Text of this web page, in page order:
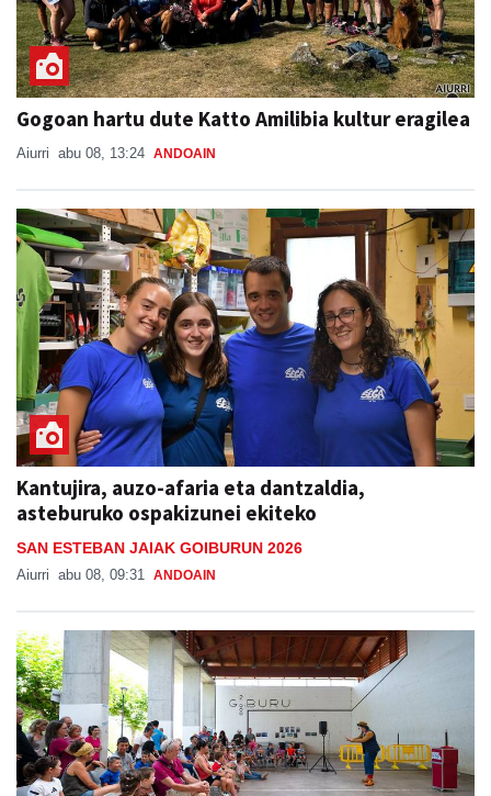
Gogoan hartu dute Katto Amilibia kultur eragilea
Aiurri abu 08, 13:24 ANDOAIN
Kantujira, auzo-afaria eta dantzaldia,
asteburuko ospakizunei ekiteko
SAN ESTEBAN JAIAK GOIBURUN 2026
Aiurri abu 08, 09:31 ANDOAIN